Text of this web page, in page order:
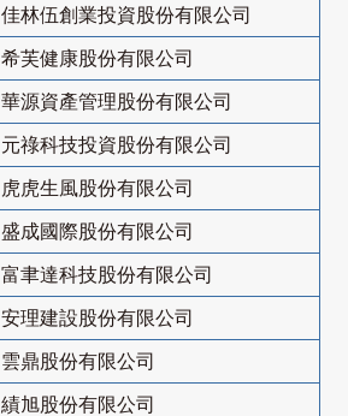
佳林伍創業投資股份有限公司
希芙健康股份有限公司
華源資產管理股份有限公司
元祿科技投資股份有限公司
虎虎生風股份有限公司
盛成國際股份有限公司
富聿達科技股份有限公司
安理建設股份有限公司
雲鼎股份有限公司
績旭股份有限公司